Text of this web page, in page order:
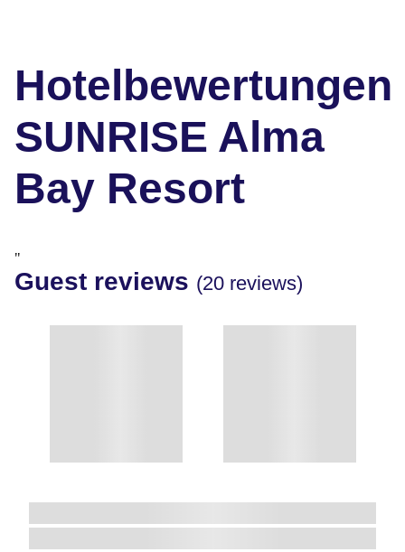
Hotelbewertungen
SUNRISE Alma
Bay Resort
"
Guest reviews (20 reviews)